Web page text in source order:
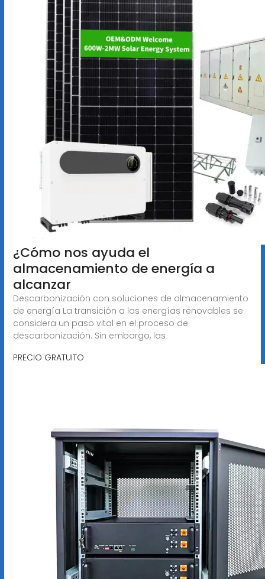
¿Cómo nos ayuda el
almacenamiento de energía a
alcanzar
Descarbonización con soluciones de almacenamiento
de energía La transición a las energías renovables se
considera un paso vital en el proceso de
descarbonización. Sin embargo, las
PRECIO GRATUITO